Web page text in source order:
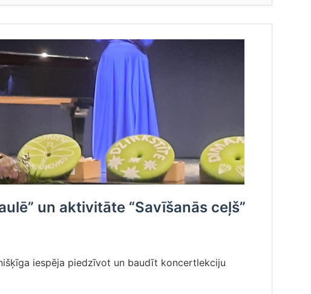
un aktivitāte “Savīšanās ceļš”
iespēja piedzīvot un baudīt koncertlekciju